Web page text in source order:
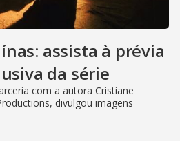
assista à prévia
da série
com a autora Cristiane
divulgou imagens